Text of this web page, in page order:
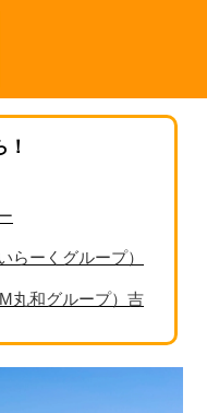
らーくグループ）
丸和グループ）吉